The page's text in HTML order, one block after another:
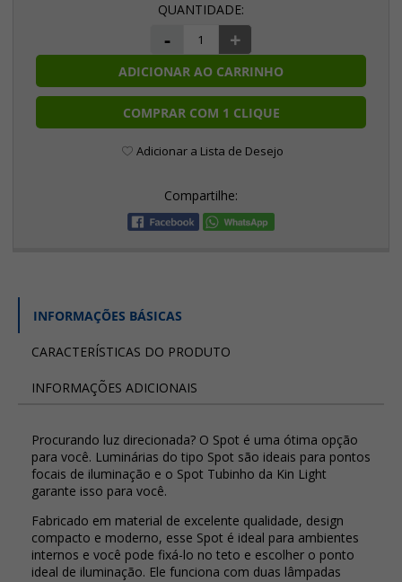
- +
ADICIONAR AO CARRINHO
COMPRAR COM 1 CLIQUE
Adicionar a Lista de Desejo
Compartilhe:
INFORMAÇÕES BÁSICAS
CARACTERÍSTICAS DO PRODUTO
INFORMAÇÕES ADICIONAIS
Procurando luz direcionada? O Spot é uma ótima opção
para você. Luminárias do tipo Spot são ideais para pontos
focais de iluminação e o Spot Tubinho da Kin Light
garante isso para você.
Fabricado em material de excelente qualidade, design
compacto e moderno, esse Spot é ideal para ambientes
internos e você pode fixá-lo no teto e escolher o ponto
ideal de iluminação. Ele funciona com duas lâmpadas